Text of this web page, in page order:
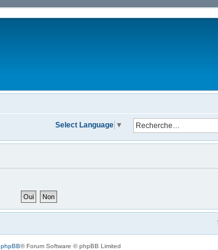
Select Language ▼
phpBB® Forum Software © phpBB Limited